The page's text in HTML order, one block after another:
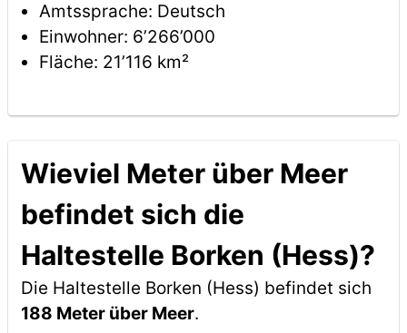
Amtssprache: Deutsch
Einwohner: 6’266’000
Fläche: 21’116 km²
Wieviel Meter über Meer
befindet sich die
Haltestelle Borken (Hess)?
Die Haltestelle Borken (Hess) befindet sich
188 Meter über Meer.